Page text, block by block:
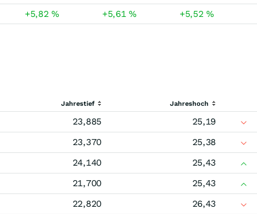
+5,82% +5,61% +5,52%
Jahrestief Jahreshoch
23,885 25,19
23,370 25,38
24,140 25,43
21,700 25,43
22,820 26,43